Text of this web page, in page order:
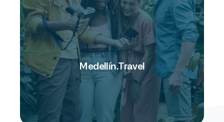
Medellín.Travel
Medellín.Travel
Es el ecosistema de marketing de destino,
administrado por El Bureau con el objetivo de
visibilizar el potencial de Medellín como
ciudad de entretenimiento, negocios, eventos
y experiencias culturales.